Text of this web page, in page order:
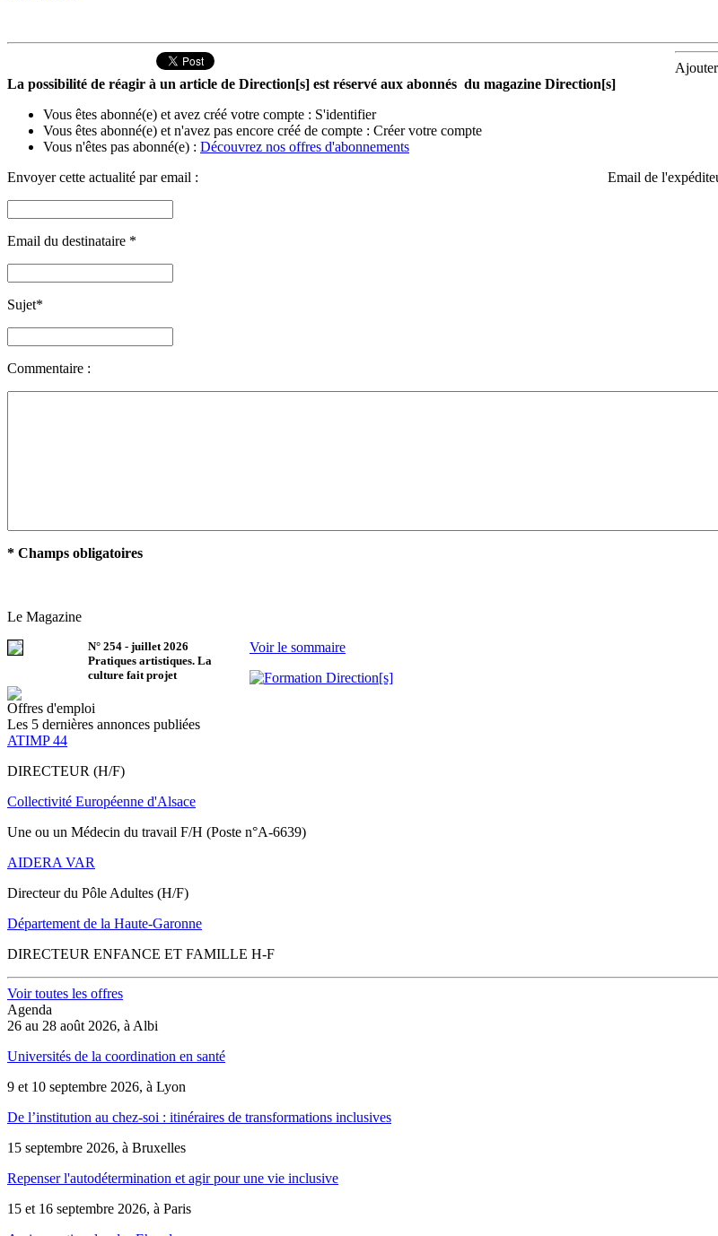
La possibilité de réagir à un article de Direction[s] est réservé aux abonnés du magazine Direction[s]
Vous êtes abonné(e) et avez créé votre compte : S'identifier
Vous êtes abonné(e) et n'avez pas encore créé de compte : Créer votre compte
Vous n'êtes pas abonné(e) : Découvrez nos offres d'abonnements
Envoyer cette actualité par email :
Email de
Email du destinataire *
Sujet*
Commentaire :
* Champs obligatoires
Le Magazine
N° 254 - juillet 2026
Pratiques artistiques. La
culture fait projet
Voir le sommaire
Offres d'emploi
Les 5 dernières annonces publiées
ATIMP 44
DIRECTEUR (H/F)
Collectivité Européenne d'Alsace
Une ou un Médecin du travail F/H (Poste n°A-6639)
AIDERA VAR
Directeur du Pôle Adultes (H/F)
Département de la Haute-Garonne
DIRECTEUR ENFANCE ET FAMILLE H-F
Voir toutes les offres
Agenda
26 au 28 août 2026, à Albi
Universités de la coordination en santé
9 et 10 septembre 2026, à Lyon
De l’institution au chez-soi : itinéraires de transformations inclusives
15 septembre 2026, à Bruxelles
Repenser l'autodétermination et agir pour une vie inclusive
15 et 16 septembre 2026, à Paris